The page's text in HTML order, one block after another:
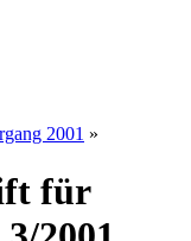
2001 »
für